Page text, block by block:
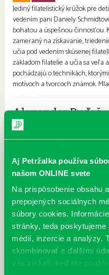
Aj Petržalka používa
našom ONLINE svete
Na prispôsobenie obsahu
prepojených sociálnych
súbory cookies.
stránky, teda
médií, inzercie a analýzy.
skombinovať s ďalšími
vás získali, keď ste
Jediný filatelistický krúžok pre
vedením pani Daniely
bohatou a úspešnou činnosťou.
zameraný na získavanie,
učia pod vedením skúsenej
základom filatelie a učia sa veľa
pochádzajú o technikách,
motívoch a tvorcoch známok.
Alexander Buďač
realitou
Každý deň |Vavilovova 26
Pozývame vás na výstavu
ktorého diela odrážajú všetko od
situácie. Alexander Buďač sa
viac ako tridsaťpäť rokov. Svoj
unikátnej grafike a perokresbe.
surrealistický svet snov.
vyjadrovať absenciu starnutia.
ktorou žije alebo pracuje. Medzi
JÚN v knižnici